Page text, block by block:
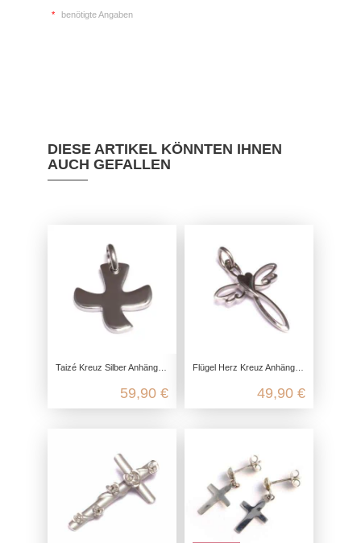
* benötigte Angaben
DIESE ARTIKEL KÖNNTEN IHNEN
AUCH GEFALLEN
Taizé Kreuz Silber Anhänger aus 925 Sterling Silber
59,90 €
Flügel Herz Kreuz Anhänger aus 925 Sterling Silber
49,90 €